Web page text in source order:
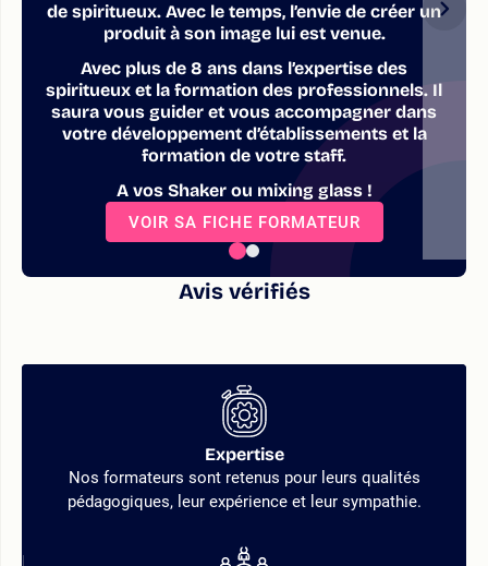
de spiritueux. Avec le temps, l’envie de créer un
produit à son image lui est venue.
Avec plus de 8 ans dans l’expertise des
spiritueux et la formation des professionnels. Il
saura vous guider et vous accompagner dans
votre développement d’établissements et la
formation de votre staff.
A vos Shaker ou mixing glass !
VOIR SA FICHE FORMATEUR
Avis vérifiés
Expertise
Nos formateurs sont retenus pour leurs qualités
pédagogiques, leur expérience et leur sympathie.